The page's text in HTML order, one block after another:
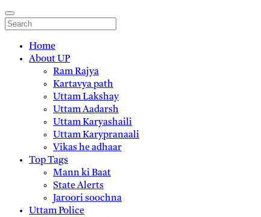
Home
About UP
Ram Rajya
Kartavya path
Uttam Lakshay
Uttam Aadarsh
Uttam Karyashaili
Uttam Karypranaali
Vikas he adhaar
Top Tags
Mann ki Baat
State Alerts
Jaroori soochna
Uttam Police